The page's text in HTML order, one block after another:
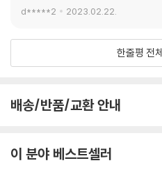
나리오든 미래의 방향 또한 사전 준비
빠르게 발전하고 있으며, 인간 사회의
다. 기술의 발전 속도와 영향의 정도
머신러닝 및 신경과학 분야 최고 학회
첫 번째로 봐야 할 책!
d*****2 2023.02.22.
한줄평 전
배송/반품/교환 안내
이 분야 베스트셀러